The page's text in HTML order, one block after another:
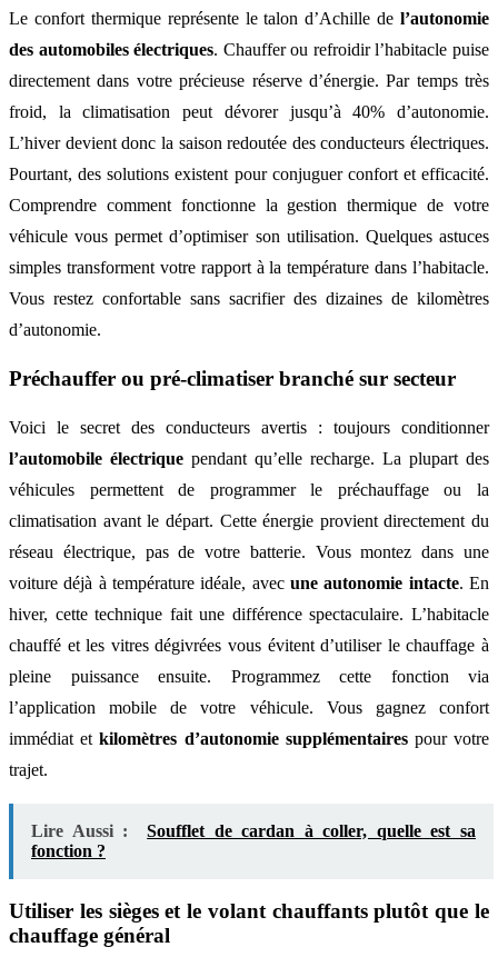
Le confort thermique représente le talon d’Achille de l’autonomie
des automobiles électriques. Chauffer ou refroidir l’habitacle puise
directement dans votre précieuse réserve d’énergie. Par temps très
froid, la climatisation peut dévorer jusqu’à 40% d’autonomie.
L’hiver devient donc la saison redoutée des conducteurs électriques.
Pourtant, des solutions existent pour conjuguer confort et efficacité.
Comprendre comment fonctionne la gestion thermique de votre
véhicule vous permet d’optimiser son utilisation. Quelques astuces
simples transforment votre rapport à la température dans l’habitacle.
Vous restez confortable sans sacrifier des dizaines de kilomètres
d’autonomie.
Préchauffer ou pré-climatiser branché sur secteur
Voici le secret des conducteurs avertis : toujours conditionner
l’automobile électrique pendant qu’elle recharge. La plupart des
véhicules permettent de programmer le préchauffage ou la
climatisation avant le départ. Cette énergie provient directement du
réseau électrique, pas de votre batterie. Vous montez dans une
voiture déjà à température idéale, avec une autonomie intacte. En
hiver, cette technique fait une différence spectaculaire. L’habitacle
chauffé et les vitres dégivrées vous évitent d’utiliser le chauffage à
pleine puissance ensuite. Programmez cette fonction via
l’application mobile de votre véhicule. Vous gagnez confort
immédiat etkilomètres d’autonomie supplémentairespour votre
trajet.
Lire Aussi :
Soufflet de cardan à coller, quelle est sa
fonction ?
Utiliser les sièges et le volant chauffants plutôt que le
chauffage général